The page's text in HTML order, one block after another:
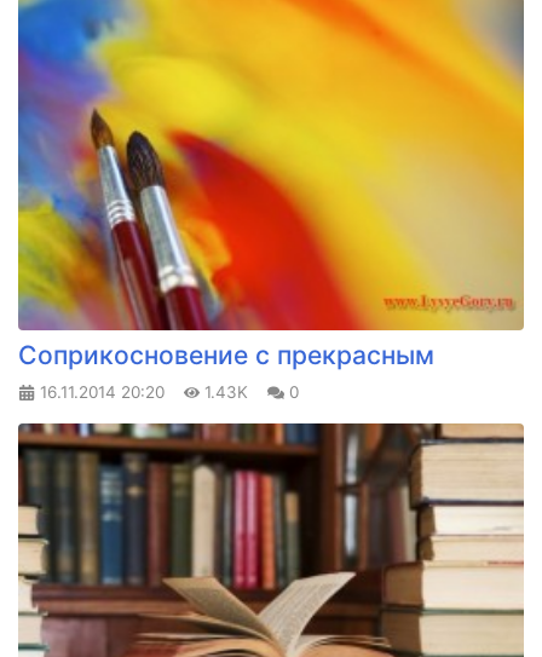
Соприкосновение с прекрасным
16.11.2014 20:20 1.43K 0